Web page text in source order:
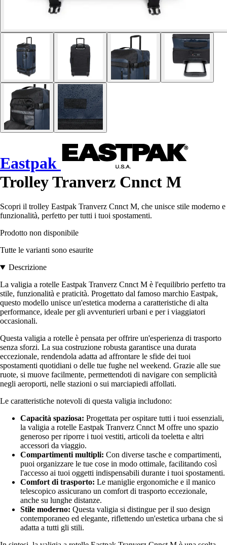
Eastpak
Trolley Tranverz Cnnct M
Scopri il trolley Eastpak Tranverz Cnnct M, che unisce stile moderno e
funzionalità, perfetto per tutti i tuoi spostamenti.
Prodotto non disponibile
Tutte le varianti sono esaurite
Descrizione
La valigia a rotelle Eastpak Tranverz Cnnct M è l'equilibrio perfetto tra
stile, funzionalità e praticità. Progettato dal famoso marchio Eastpak,
questo modello unisce un'estetica moderna a caratteristiche di alta
performance, ideale per gli avventurieri urbani e per i viaggiatori
occasionali.
Questa valigia a rotelle è pensata per offrire un'esperienza di trasporto
senza sforzi. La sua costruzione robusta garantisce una durata
eccezionale, rendendola adatta ad affrontare le sfide dei tuoi
spostamenti quotidiani o delle tue fughe nel weekend. Grazie alle sue
ruote, si muove facilmente, permettendoti di navigare con semplicità
negli aeroporti, nelle stazioni o sui marciapiedi affollati.
Le caratteristiche notevoli di questa valigia includono:
Capacità spaziosa: Progettata per ospitare tutti i tuoi essenziali,
la valigia a rotelle Eastpak Tranverz Cnnct M offre uno spazio
generoso per riporre i tuoi vestiti, articoli da toeletta e altri
accessori da viaggio.
Compartimenti multipli: Con diverse tasche e compartimenti,
puoi organizzare le tue cose in modo ottimale, facilitando così
l'accesso ai tuoi oggetti indispensabili durante i tuoi spostamenti.
Comfort di trasporto: Le maniglie ergonomiche e il manico
telescopico assicurano un comfort di trasporto eccezionale,
anche su lunghe distanze.
Stile moderno: Questa valigia si distingue per il suo design
contemporaneo ed elegante, riflettendo un'estetica urbana che si
adatta a tutti gli stili.